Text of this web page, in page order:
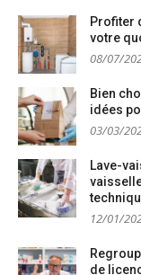
Profiter
votre
08/07/
Bien
idées
03/03/
Lave-
12/01/
de